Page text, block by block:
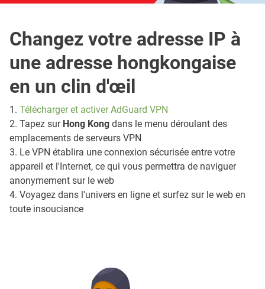
Changez votre adresse IP à
une adresse hongkongaise
en un clin d'œil
1. Télécharger et activer AdGuard VPN
2. Tapez sur Hong Kong dans le menu déroulant des
emplacements de serveurs VPN
3. Le VPN établira une connexion sécurisée entre votre
appareil et l'Internet, ce qui vous permettra de naviguer
anonymement sur le web
4. Voyagez dans l'univers en ligne et surfez sur le web en
toute insouciance